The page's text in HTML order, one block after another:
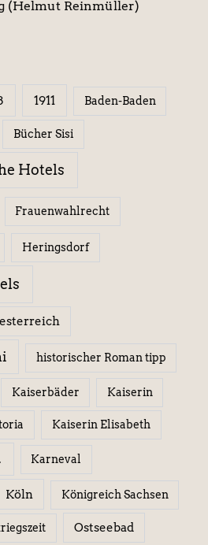
(Helmut Reinmüller)
1911 Baden-Baden
Bücher Sisi
Hotels
Frauenwahlrecht
Heringsdorf
historischer Roman tipp
Kaiserbäder Kaiserin
Kaiserin Elisabeth
Karneval
Köln Königreich Sachsen
Ostseebad